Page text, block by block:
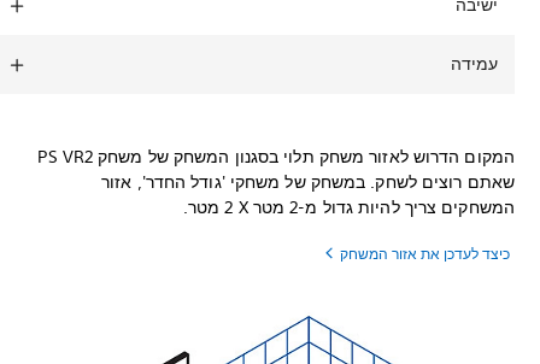
ישיבה
עמידה
המקום הדרוש לאזור משחק תלוי בסגנון המשחק של משחק PS VR2
שאתם רוצים לשחק. במשחק של משחקי 'גודל החדר', אזור
המשחקים צריך להיות גדול מ-2 מטר X‏ 2 מטר.
כיצד לעדכן את אזור המשחק